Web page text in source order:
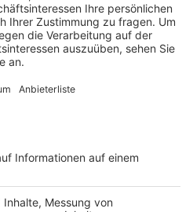
auf Youtube und auf dem
Account von Sarah Bora zu
und Erft